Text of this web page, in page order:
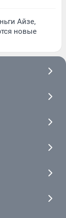
Айзе,
новые